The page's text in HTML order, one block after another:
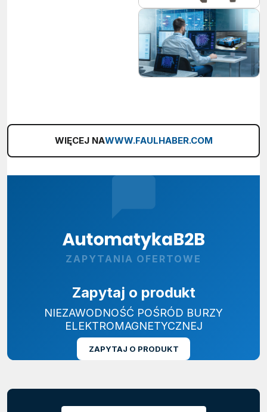
WIĘCEJ NAWWW.FAULHABER.COM
ZAPYTANIA OFERTOWE
Zapytaj o produkt
NIEZAWODNOŚĆ POŚRÓD BURZY
ELEKTROMAGNETYCZNEJ
ZAPYTAJ O PRODUKT